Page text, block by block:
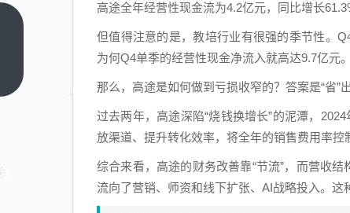
高途全年经营性现金流为4.2亿元，同比增长
但值得注意的是，教培行业有很强的季节性。
为何Q4单季的经营性现金净流入就高达9.7亿元
那么，高途是如何做到亏损收窄的？答案是“省”出
过去两年，高途深陷“烧钱换增长”的泥潭，
放渠道、提升转化效率，将全年的销售费用率控
综合来看，高途的财务改善靠“节流”，而营收
流向了营销、师资和线下扩张、AI战略投入。这